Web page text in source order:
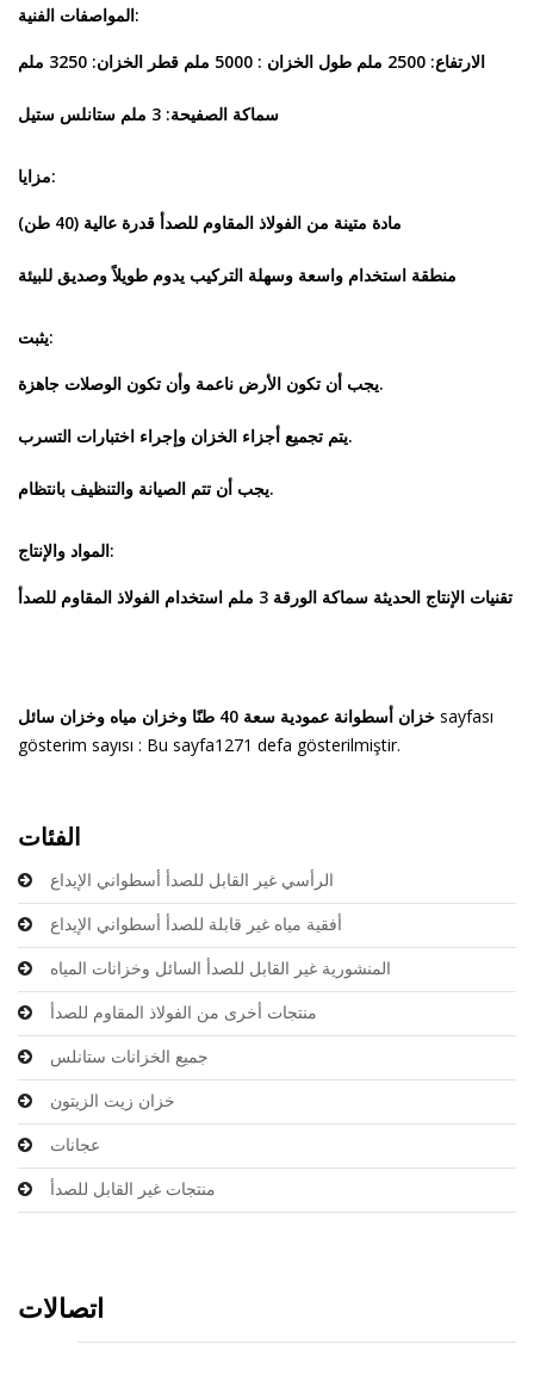
المواصفات الفنية:
قطر الخزان: 3250 ملم طول الخزان : 5000 ملم الارتفاع: 2500 ملم
سماكة الصفيحة: 3 ملم ستانلس ستيل
مزايا:
قدرة عالية (40 طن) مادة متينة من الفولاذ المقاوم للصدأ
يدوم طويلاً وصديق للبيئة منطقة استخدام واسعة وسهلة التركيب
يثبت:
يجب أن تكون الأرض ناعمة وأن تكون الوصلات جاهزة.
يتم تجميع أجزاء الخزان وإجراء اختبارات التسرب.
يجب أن تتم الصيانة والتنظيف بانتظام.
المواد والإنتاج:
استخدام الفولاذ المقاوم للصدأ سماكة الورقة 3 ملم تقنيات الإنتاج الحديثة
خزان أسطوانة عمودية سعة 40 طنًا وخزان مياه وخزان سائل sayfası
gösterim sayısı : Bu sayfa1271 defa gösterilmiştir.
الفئات
الرأسي غير القابل للصدأ أسطواني الإيداع
أفقية مياه غير قابلة للصدأ أسطواني الإيداع
المنشورية غير القابل للصدأ السائل وخزانات المياه
منتجات أخرى من الفولاذ المقاوم للصدأ
جميع الخزانات ستانلس
خزان زيت الزيتون
عجانات
منتجات غير القابل للصدأ
اتصالات